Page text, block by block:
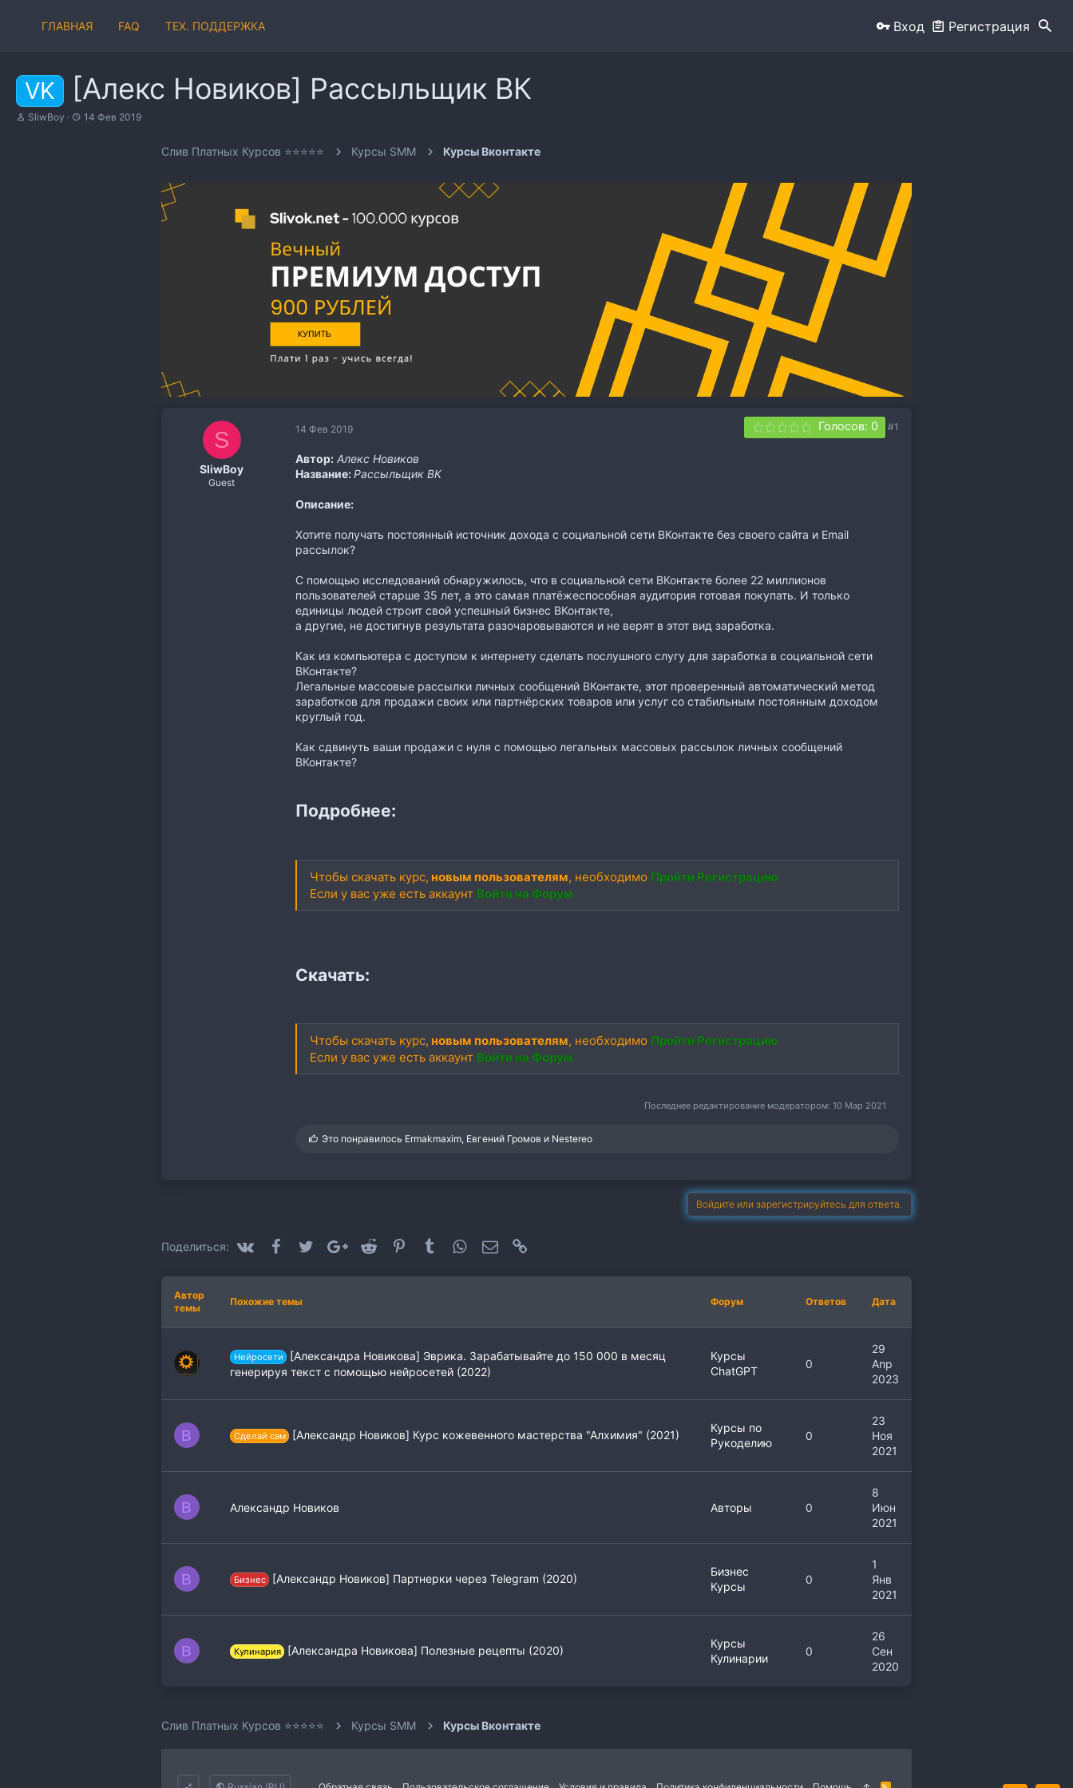
ГЛАВНАЯ FAQ ТЕХ. ПОДДЕРЖКА Вход Регистрация
VK [Алекс Новиков] Рассыльщик ВК
А
SliwBoy
Д
14 Фев 2019
Слив Платных Курсов ⭐⭐⭐⭐⭐ Курсы SMM Курсы Вконтакте
S
SliwBoy
Guest
14 Фев 2019 Голосов: 0 #1
Автор: Алекс Новиков
Название:Рассыльщик ВК
Описание:
Хотите получать постоянный источник дохода с социальной сети ВКонтакте без своего сайта и Email
рассылок?
С помощью исследований обнаружилось, что в социальной сети ВКонтакте более 22 миллионов
пользователей старше 35 лет, а это самая платёжеспособная аудитория готовая покупать. И только
единицы людей строит свой успешный бизнес ВКонтакте,
а другие, не достигнув результата разочаровываются и не верят в этот вид заработка.
Как из компьютера с доступом к интернету сделать послушного слугу для заработка в социальной сети
ВКонтакте?
Легальные массовые рассылки личных сообщений ВКонтакте, этот проверенный автоматический метод
заработков для продажи своих или партнёрских товаров или услуг со стабильным постоянным доходом
круглый год.
Как сдвинуть ваши продажи с нуля с помощью легальных массовых рассылок личных сообщений
ВКонтакте?
Подробнее:
Чтобы скачать курс, новым пользователям, необходимо Пройти Регистрацию
Если у вас уже есть аккаунт Войти на Форум
Скачать:
Чтобы скачать курс, новым пользователям, необходимо Пройти Регистрацию
Если у вас уже есть аккаунт Войти на Форум
Последнее редактирование модератором:10 Мар 2021
С
Это понравилось Ermakmaxim, Евгений Громов и Nestereo
Войдите или зарегистрируйтесь для ответа.
Поделиться: VK FacebookTwitterGoogle+Reddit PinterestTumblrWhatsAppЭлектронная почта
Автор
темы
Похожие темы Форум Ответов Дата
Нейросети
[Александра Новикова] Эврика. Зарабатывайте до 150 000 в месяц
генерируя текст с помощью нейросетей (2022)
Курсы
ChatGPT
0
29
Апр
2023
B Сделай сам [Александр Новиков] Курс кожевенного мастерства "Алхимия" (2021)
Курсы по
Рукоделию
0
23
Ноя
2021
B Александр Новиков Авторы 0
8
Июн
2021
B Бизнес [Александр Новиков] Партнерки через Telegram (2020)
Бизнес
Курсы
0
1
Янв
2021
B Кулинария [Александра Новикова] Полезные рецепты (2020)
Курсы
Кулинарии
0
26
Сен
2020
Слив Платных Курсов ⭐⭐⭐⭐⭐ Курсы SMM Курсы Вконтакте